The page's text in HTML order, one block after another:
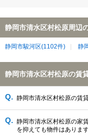
静岡市清水区村松原周辺
静岡市駿河区(1102件) 静
静岡市清水区村松原の賃
静岡市清水区村松原の賃
静岡市清水区村松原の家
を抑えても物件はあります